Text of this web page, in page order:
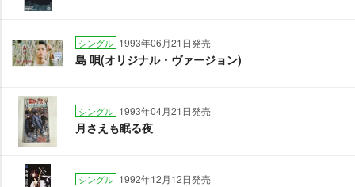
シングル 1993年06月21日発売
島 唄(オリジナル・ヴァージョン)
シングル 1993年04月21日発売
月さえも眠る夜
シングル 1992年12月12日発売